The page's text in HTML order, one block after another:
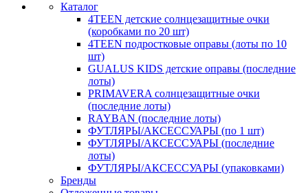
Каталог
4TEEN детские солнцезащитные очки
(коробками по 20 шт)
4TEEN подростковые оправы (лоты по 10
шт)
GUALUS KIDS детские оправы (последние
лоты)
PRIMAVERA солнцезащитные очки
(последние лоты)
RAYBAN (последние лоты)
ФУТЛЯРЫ/АКСЕССУАРЫ (по 1 шт)
ФУТЛЯРЫ/АКСЕССУАРЫ (последние
лоты)
ФУТЛЯРЫ/АКСЕССУАРЫ (упаковками)
Бренды